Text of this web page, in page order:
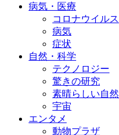
病気・医療
コロナウイルス
病気
症状
自然・科学
テクノロジー
驚きの研究
素晴らしい自然
宇宙
エンタメ
動物プラザ